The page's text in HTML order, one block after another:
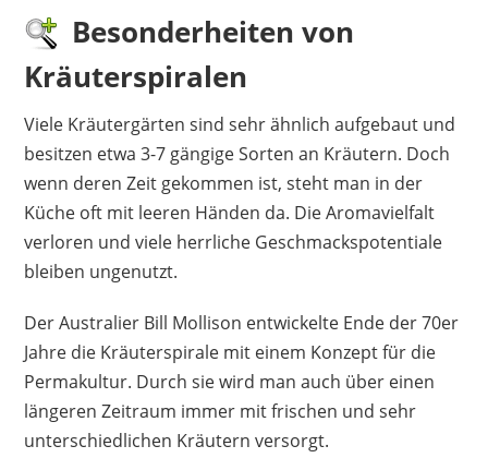
Platzausnutzung und ist besonders für kleinere
Gärten geeignet. Der Mittelschacht verläuft
durchgehend bis auf den Boden – so kann man
hier auch Kräuter anpflanzen, die gerne andere
Pflanzen verdrängen. Beim Öffnen des Paketes
sollte man durch die Rostpartikel allerdings
dringend eine Unterlage verwenden. Der
Aufbau ist zu zweit in 1,5 Stunden schaffbar.
Vorteile
schneller Aufbau
optimale Platzausnutzung
abgetrennter Innenbereich
pflegeleicht
stabil
Besonderheiten von
Kräuterspiralen
Viele Kräutergärten sind sehr ähnlich aufgebaut und
besitzen etwa 3-7 gängige Sorten an Kräutern. Doch
wenn deren Zeit gekommen ist, steht man in der
Küche oft mit leeren Händen da. Die Aromavielfalt
verloren und viele herrliche Geschmackspotentiale
bleiben ungenutzt.
Der Australier Bill Mollison entwickelte Ende der 70er
Jahre die Kräuterspirale mit einem Konzept für die
Permakultur. Durch sie wird man auch über einen
längeren Zeitraum immer mit frischen und sehr
unterschiedlichen Kräutern versorgt.